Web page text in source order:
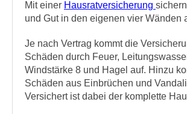
Mit einer Hausratversicherung
und Gut in den eigenen vier Wänden
Je nach Vertrag kommt die
Schäden durch Feuer,
Windstärke 8 und Hagel auf. Hinzu
Schäden aus Einbrüchen und
Versichert ist dabei der komplette